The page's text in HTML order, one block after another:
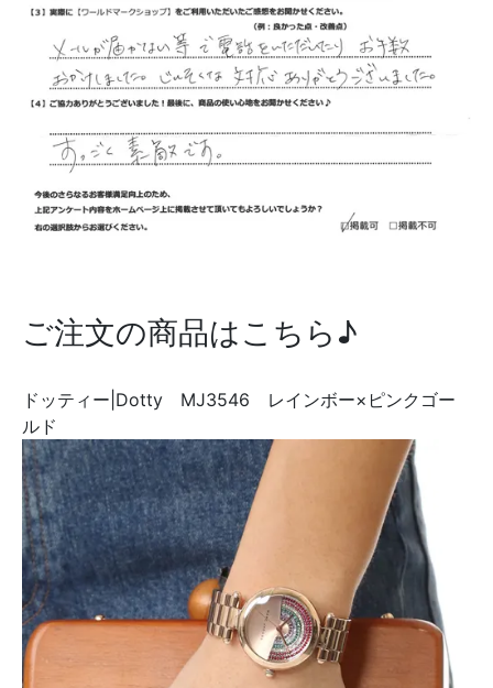
ご注文の商品はこちら♪
ドッティー|Dotty MJ3546 レインボー×ピンクゴー
ルド